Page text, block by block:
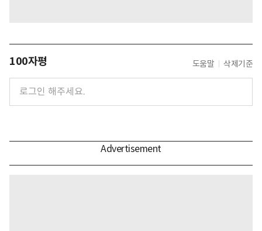
100자평 도움말 삭제기준